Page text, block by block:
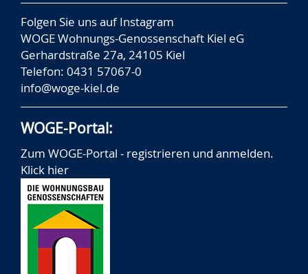
Folgen Sie uns aufInstagram
WOGE Wohnungs-Genossenschaft Kiel eG
Gerhardstraße 27a, 24105 Kiel
Telefon: 0431 57067-0
info@woge-kiel.de
WOGE-Portal:
Zum WOGE-Portal - registrieren und anmelden.
Klick hier